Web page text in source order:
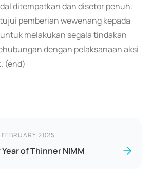
ditempatkan dan disetor penuh.
pemberian wewenang kepada
melakukan segala tindakan
dengan pelaksanaan aksi
(end)
2025
of Thinner NIMM